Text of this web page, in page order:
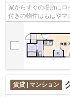
家からすぐの場所にロ
付きの物件はもはやマ
なっており、徒歩1分
賃貸 | マンション